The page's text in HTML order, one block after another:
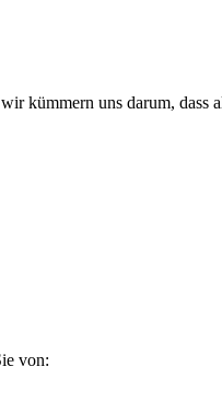
kümmern uns darum, dass
von: